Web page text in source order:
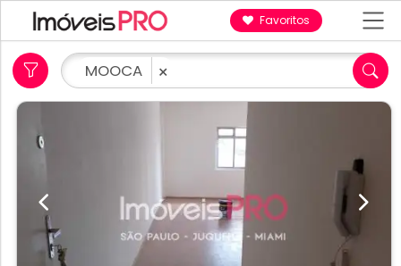
Favoritos
MOOCA ×
Previous Next